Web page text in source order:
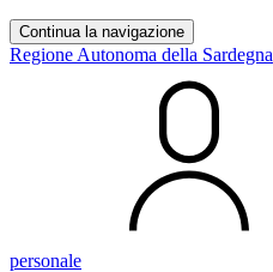
Continua la navigazione
Regione Autonoma della Sardegna
personale